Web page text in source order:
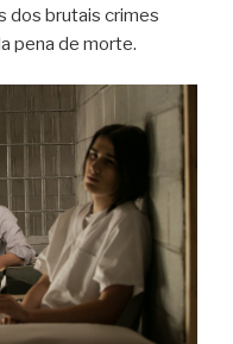
dos brutais crimes
pena de morte.